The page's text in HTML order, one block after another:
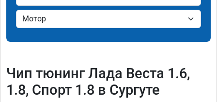
Чип тюнинг Лада Веста 1.6,
1.8, Спорт 1.8 в Сургуте